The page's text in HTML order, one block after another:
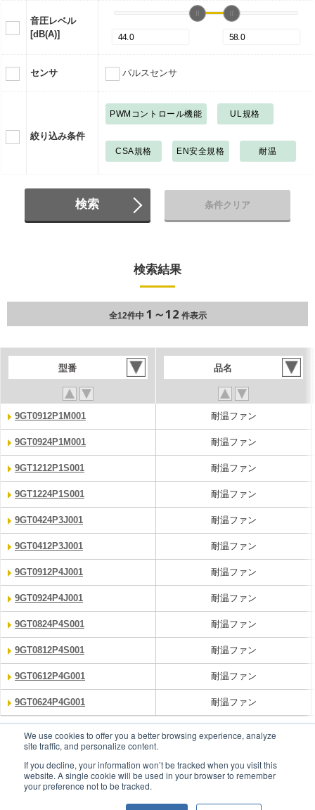
We use cookies to offer you a better browsing experience, analyze
site traffic, and personalize content.
If you decline, your information won’t be tracked when you visit this
website. A single cookie will be used in your browser to remember
your preference not to be tracked.
音圧レベル
[dB(A)]
センサ パルスセンサ
絞り込み条件
PWMコントロール機能 UL規格
CSA規格 EN安全規格 耐温
検索 条件クリア
検索結果
全12件中 1～12 件表示
型番 品名
9GT0912P1M001 耐温ファン
9GT0924P1M001 耐温ファン
9GT1212P1S001 耐温ファン
9GT1224P1S001 耐温ファン
9GT0424P3J001 耐温ファン
9GT0412P3J001 耐温ファン
9GT0912P4J001 耐温ファン
9GT0924P4J001 耐温ファン
9GT0824P4S001 耐温ファン
9GT0812P4S001 耐温ファン
9GT0612P4G001 耐温ファン
9GT0624P4G001 耐温ファン
全12件中1～12件表示